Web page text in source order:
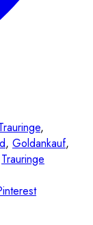
,
, Goldankauf,
Trauringe